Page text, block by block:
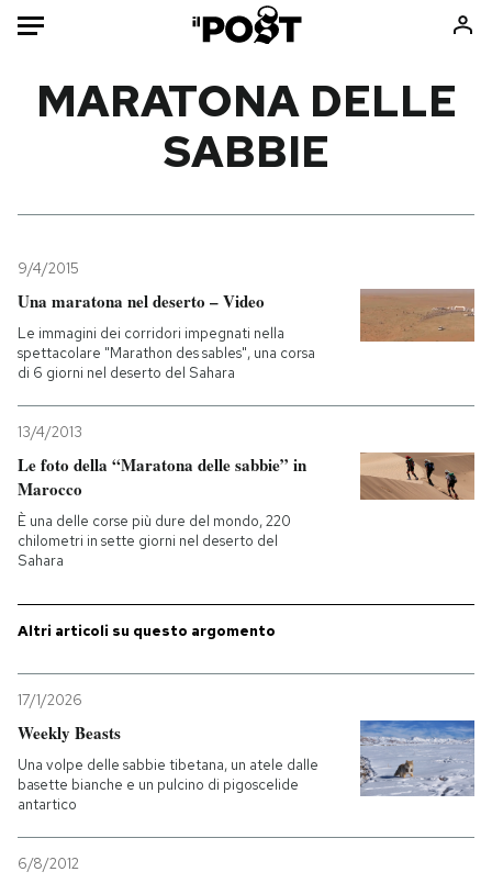
Mondo
Tecnologia
Internet
Scienza
Cultura
Economia
Sport
Libri
Ok Boomer!
Media
Altrecose
PODCAST
NEWSLETTER
I MIEI PREFERITI
SHOP
MARATONA DELLE
SABBIE
9/4/2015
Una maratona nel deserto – Video
Le immagini dei corridori impegnati nella
spettacolare "Marathon des sables", una corsa
di 6 giorni nel deserto del Sahara
13/4/2013
Le foto della “Maratona delle sabbie” in
Marocco
È una delle corse più dure del mondo, 220
chilometri in sette giorni nel deserto del
Sahara
Altri articoli su questo argomento
17/1/2026
Weekly Beasts
Una volpe delle sabbie tibetana, un atele dalle
basette bianche e un pulcino di pigoscelide
antartico
6/8/2012